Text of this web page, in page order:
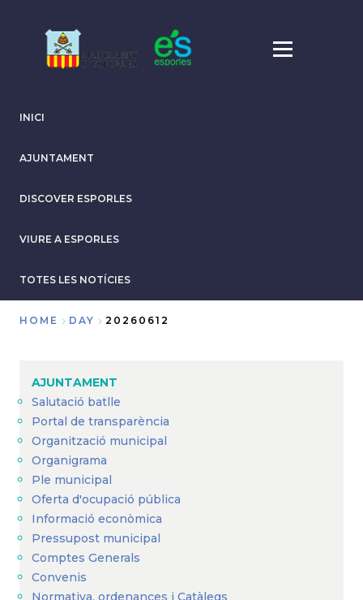
INICI
AJUNTAMENT
DISCOVER ESPORLES
VIURE A ESPORLES
TOTES LES NOTÍCIES
HOME DAY 20260612
AJUNTAMENT
Salutació batlle
Portal de transparència
Organització municipal
Organigrama
Ple municipal
Oferta d'ocupació pública
Informació econòmica
Pressupost municipal
Comptes Generals
Convenis
Normativa, ordenances i Catàlegs